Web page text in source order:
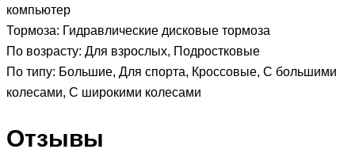
компьютер
Тормоза: Гидравлические дисковые тормоза
По возрасту: Для взрослых, Подростковые
По типу: Большие, Для спорта, Кроссовые, С большими
колесами, С широкими колесами
Отзывы